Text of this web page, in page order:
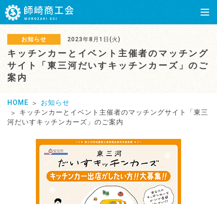
お知らせ 2023年8月1日(火)
キッチンカーとイベント主催者のマッチング
サイト「東三河だいすキッチンカーズ」のご
案内
HOME
お知らせ
キッチンカーとイベント主催者のマッチングサイト「東三
河だいすキッチンカーズ」のご案内